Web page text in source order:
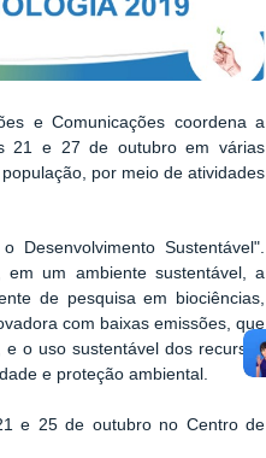
e Comunicações coordena a
21 e 27 de outubro em várias
por meio de atividades
Desenvolvimento Sustentável".
em um ambiente sustentável, a
de pesquisa em biociências,
com baixas emissões, que
o uso sustentável dos recursos
e proteção ambiental.
e 25 de outubro no Centro de